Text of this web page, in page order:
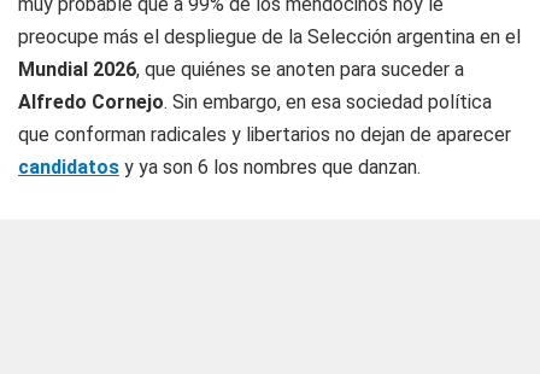
preocupe más el despliegue de la Selección argentina en el
Mundial 2026, que quiénes se anoten para suceder a
Alfredo Cornejo. Sin embargo, en esa sociedad política
que conforman radicales y libertarios no dejan de aparecer
candidatos y ya son 6 los nombres que danzan.